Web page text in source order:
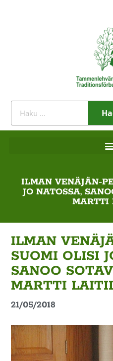
ILMAN VENÄJÄN-
JO NATOSSA,
MARTTI
ILMAN
SUOMI OLISI
SANOO
MARTTI
21/05/2018